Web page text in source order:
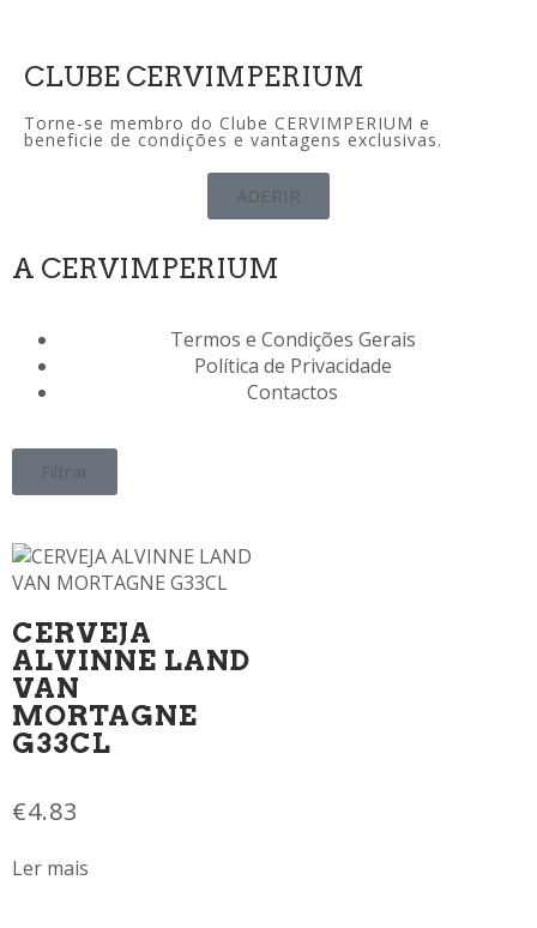
CLUBE CERVIMPERIUM
Torne-se membro do Clube CERVIMPERIUM e
beneficie de condições e vantagens exclusivas.
ADERIR
A CERVIMPERIUM
Termos e Condições Gerais
Política de Privacidade
Contactos
Filtrar
CERVEJA
ALVINNE LAND
VAN
MORTAGNE
G33CL
€4.83
Ler mais